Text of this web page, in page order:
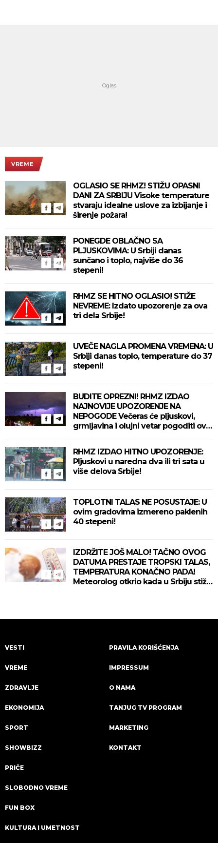
VREME
OGLASIO SE RHMZ! STIŽU OPASNI
DANI ZA SRBIJU Visoke temperature
stvaraju idealne uslove za izbijanje i
širenje požara!
PONEGDE OBLAČNO SA
PLJUSKOVIMA: U Srbiji danas
sunčano i toplo, najviše do 36
stepeni!
RHMZ SE HITNO OGLASIO! STIŽE
NEVREME: Izdato upozorenje za ova
tri dela Srbije!
UVEČE NAGLA PROMENA VREMENA: U
Srbiji danas toplo, temperature do 37
stepeni!
BUDITE OPREZNI! RHMZ IZDAO
NAJNOVIJE UPOZORENJE NA
NEPOGODE Večeras će pljuskovi,
grmljavina i olujni vetar pogoditi ove
RHMZ IZDAO HITNO UPOZORENJE:
Pljuskovi u naredna dva ili tri sata u
više delova Srbije!
TOPLOTNI TALAS NE POSUSTAJE: U
ovim gradovima izmereno paklenih
40 stepeni!
IZDRŽITE JOŠ MALO! TAČNO OVOG
DATUMA PRESTAJE TROPSKI TALAS,
TEMPERATURA KONAČNO PADA!
Meteorolog otkrio kada u Srbiju stiže
VESTI
VREME
ZDRAVLJE
EKONOMIJA
SPORT
SHOWBIZZ
PRIČE
SLOBODNO VREME
FUN BOX
KULTURA I UMETNOST
PRAVILA KORIŠĆENJA
IMPRESSUM
O NAMA
TANJUG TV PROGRAM
MARKETING
KONTAKT